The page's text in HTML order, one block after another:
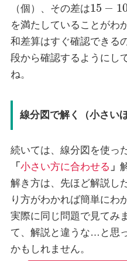
（個）、その差は15 −
を満たしていることがわ
和差算はすぐ確認できる
段から確認するようにし
ね。
線分図で解く（小さい
続いては、線分図を使っ
「 小さい方に合わせる 」
解き方は、先ほど解説し
り方がわかれば簡単にわ
実際に同じ問題で見てみ
て、解説と違うな…と思
かもしれません。